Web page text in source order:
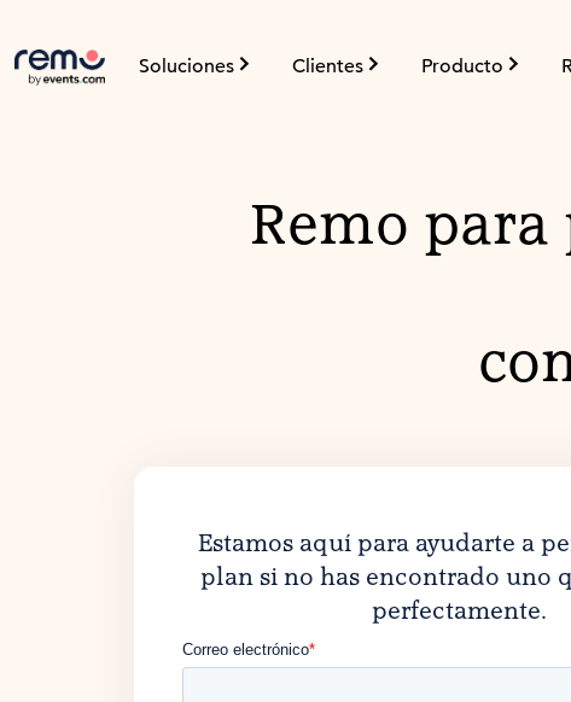
Soluciones Clientes Producto
Remo para
Estamos aquí para ayudarte a
plan si no has encontrado uno
perfectamente.